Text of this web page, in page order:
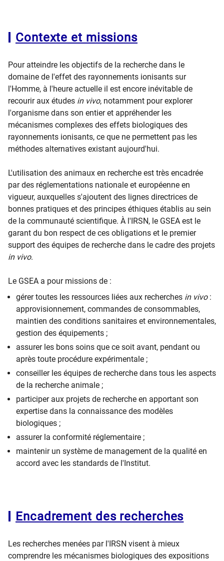
Contexte et missions
Pour atteindre les objectifs de la recherche dans le
domaine de l'effet des rayonnements ionisants sur
l'Homme, à l'heure actuelle il est encore inévitable de
recourir aux études in vivo, notamment pour explorer
l'organisme dans son entier et appréhender les
mécanismes complexes des effets biologiques des
rayonnements ionisants, ce que ne permettent pas les
méthodes alternatives existant aujourd'hui.
L'utilisation des animaux en recherche est très encadrée
par des réglementations nationale et européenne en
vigueur, auxquelles s'ajoutent des lignes directrices de
bonnes pratiques et des principes éthiques établis au sein
de la communauté scientifique. À l'IRSN, le GSEA est le
garant du bon respect de ces obligations et le premier
support des équipes de recherche dans le cadre des projets
in vivo.
Le GSEA a pour missions de :
gérer toutes les ressources liées aux recherches in vivo:
approvisionnement, commandes de consommables,
maintien des conditions sanitaires et environnementales,
gestion des équipements ;
assurer les bons soins que ce soit avant, pendant ou
après toute procédure expérimentale ;
conseiller les équipes de recherche dans tous les aspects
de la recherche animale ;
participer aux projets de recherche en apportant son
expertise dans la connaissance des modèles
biologiques ;
assurer la conformité réglementaire ;
maintenir un système de management de la qualité en
accord avec les standards de l'Institut.
Encadrement des recherches
Les recherches menées par l'IRSN visent à mieux
comprendre les mécanismes biologiques des expositions